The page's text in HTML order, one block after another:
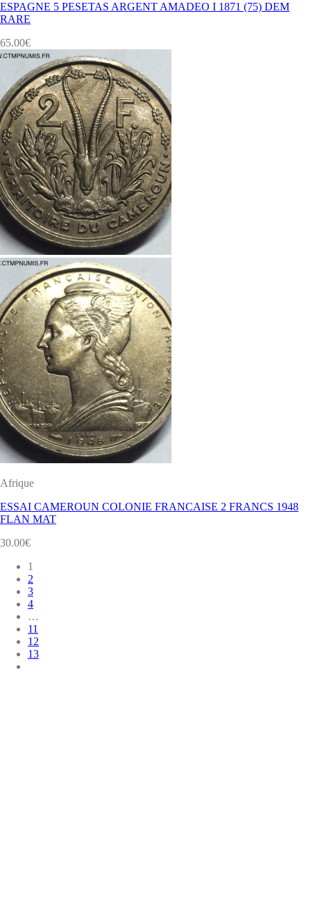
ESPAGNE 5 PESETAS ARGENT AMADEO I 1871 (75) DEM
RARE
65.00€
Afrique
ESSAI CAMEROUN COLONIE FRANCAISE 2 FRANCS 1948
FLAN MAT
30.00€
1
2
3
4
…
11
12
13